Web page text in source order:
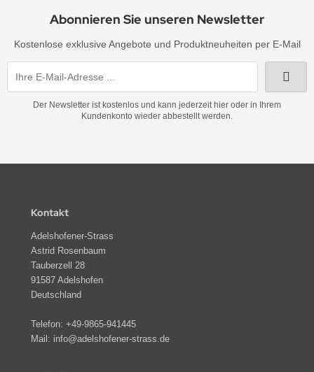
Abonnieren Sie unseren Newsletter
Kostenlose exklusive Angebote und Produktneuheiten per E-Mail
Der Newsletter ist kostenlos und kann jederzeit hier oder in Ihrem
Kundenkonto wieder abbestellt werden.
Kontakt
Adelshofener-Strass
Astrid Rosenbaum
Tauberzell 28
91587 Adelshofen
Deutschland
Telefon: +49-9865-941445
Mail: info@adelshofener-strass.de